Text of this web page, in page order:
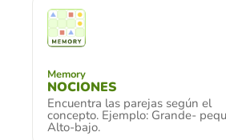
Memory
NOCIONES
Encuentra las parejas según el
concepto. Ejemplo: Grande-
Alto-bajo.